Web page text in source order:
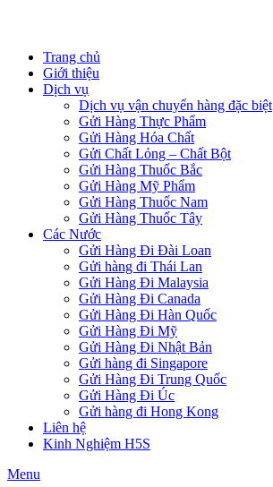
Trang chủ
Giới thiệu
Dịch vụ
Dịch vụ vận chuyển hàng đặc biệt
Gửi Hàng Thực Phẩm
Gửi Hàng Hóa Chất
Gửi Chất Lỏng – Chất Bột
Gửi Hàng Thuốc Bắc
Gửi Hàng Mỹ Phẩm
Gửi Hàng Thuốc Nam
Gửi Hàng Thuốc Tây
Các Nước
Gửi Hàng Đi Đài Loan
Gửi hàng đi Thái Lan
Gửi Hàng Đi Malaysia
Gửi Hàng Đi Canada
Gửi Hàng Đi Hàn Quốc
Gửi Hàng Đi Mỹ
Gửi Hàng Đi Nhật Bản
Gửi hàng đi Singapore
Gửi Hàng Đi Trung Quốc
Gửi Hàng Đi Úc
Gửi hàng đi Hong Kong
Liên hệ
Kinh Nghiệm H5S
Menu